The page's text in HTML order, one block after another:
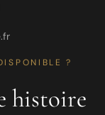
?
histoire